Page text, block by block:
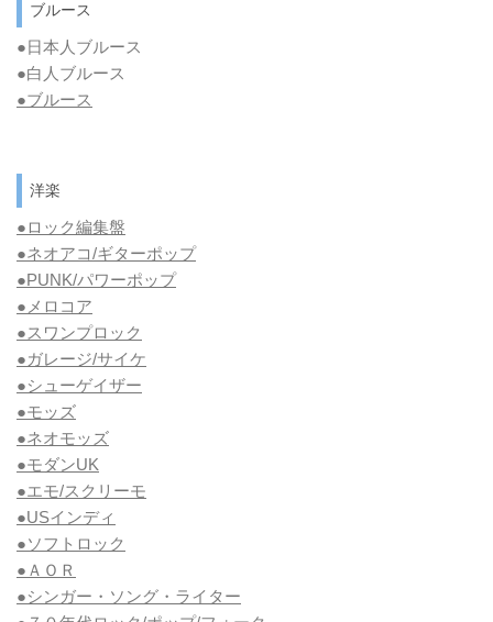
ブルース
●日本人ブルース
●白人ブルース
●ブルース
洋楽
●ロック編集盤
●ネオアコ/ギターポップ
●PUNK/パワーポップ
●メロコア
●スワンプロック
●ガレージ/サイケ
●シューゲイザー
●モッズ
●ネオモッズ
●モダンUK
●エモ/スクリーモ
●USインディ
●ソフトロック
●ＡＯＲ
●シンガー・ソング・ライター